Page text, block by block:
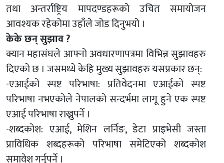
तथा अन्तर्राष्ट्रिय मापदण्डहरूको उचित समायोजन
आवश्यक रहेकोमा उहाँले जोड दिनुभयो ।
केके छन् सुझाव ?
क्यान महासंघले आफ्नो अवधारणापत्रमा विभिन्न सुझावहरु
दिएको छ । जसमध्ये केहि मुख्य सुझावहरु यसप्रकार छन्:
-एआईको स्पष्ट परिभाषा: प्रतिवेदनमा एआईको स्पष्ट
परिभाषा नभएकोले नेपालको सन्दर्भमा लागू हुने एक स्पष्ट
एआई परिभाषा राख्नुपर्ने ।
-शब्दकोश: एआई, मेशिन लर्निङ, डेटा प्राइभेसी जस्ता
प्राविधिक शब्दहरूको परिभाषा समेटिएको शब्दकोश
समावेश गर्नुपर्ने ।